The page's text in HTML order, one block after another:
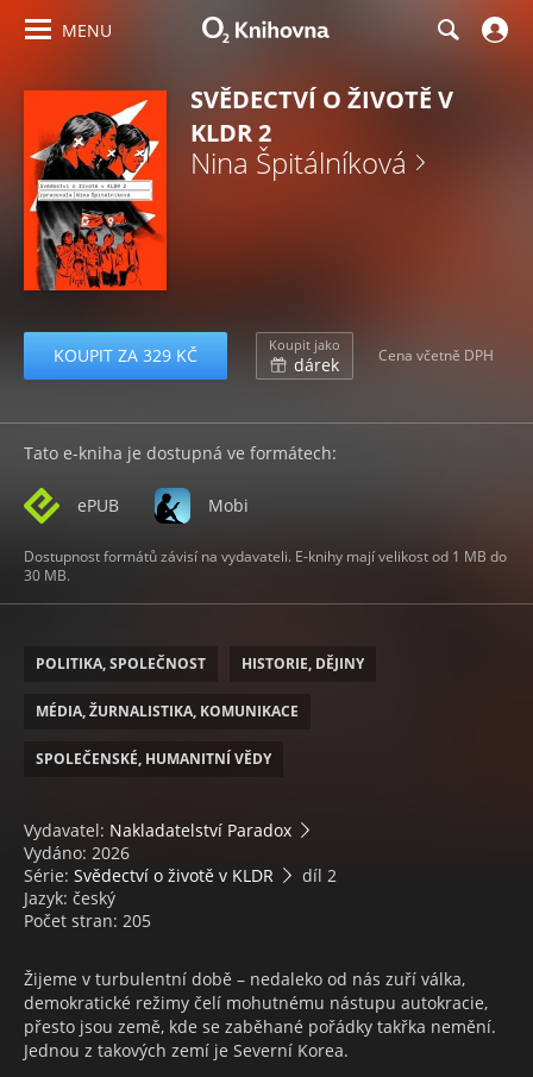
MENU
SVĚDECTVÍ O ŽIVOTĚ V
KLDR 2
Nina Špitálníková
KOUPIT ZA 329 KČ Koupit jako
dárek Cena včetně DPH
Tato e-kniha je dostupná ve formátech:
ePUB Mobi
Dostupnost formátů závisí na vydavateli. E-knihy mají velikost od 1 MB do
30 MB.
POLITIKA, SPOLEČNOST HISTORIE, DĚJINY
MÉDIA, ŽURNALISTIKA, KOMUNIKACE
SPOLEČENSKÉ, HUMANITNÍ VĚDY
Vydavatel: Nakladatelství Paradox
Vydáno: 2026
Série: Svědectví o životě v KLDR
díl 2
Jazyk: český
Počet stran: 205
Žijeme v turbulentní době – nedaleko od nás zuří válka,
demokratické režimy čelí mohutnému nástupu autokracie,
přesto jsou země, kde se zaběhané pořádky takřka nemění.
Jednou z takových zemí je Severní Korea.